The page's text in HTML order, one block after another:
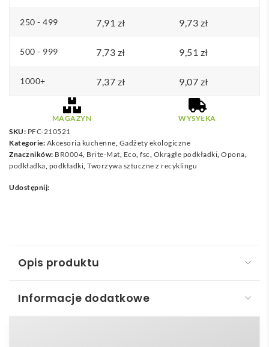
250 - 499 7,91 zł 9,73 zł
500 - 999 7,73 zł 9,51 zł
1000+ 7,37 zł 9,07 zł
MAGAZYN
WYSYŁKA
SKU: PFC-210521
Kategorie: Akcesoria kuchenne, Gadżety ekologiczne
Znaczników: BR0004, Brite-Mat, Eco, fsc, Okrągłe podkładki, Opona,
podkładka, podkładki, Tworzywa sztuczne z recyklingu
Udostępnij:
Opis produktu
Informacje dodatkowe